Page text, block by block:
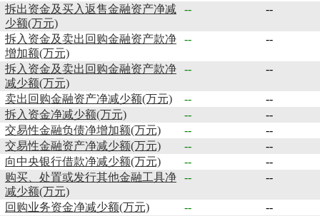
拆出资金及买入返售金融资产净减
少额(万元)
-- --
拆入资金及卖出回购金融资产款净
增加额(万元)
-- --
拆入资金及卖出回购金融资产款净
减少额(万元)
-- --
卖出回购金融资产净减少额(万元) --
--
拆入资金净减少额(万元)
--
--
交易性金融负债净增加额(万元)
--
--
交易性金融资产净减少额(万元)
--
--
向中央银行借款净减少额(万元)
--
--
购买、处置或发行其他金融工具净
减少额(万元)
-- --
回购业务资金净减少额(万元) --
--